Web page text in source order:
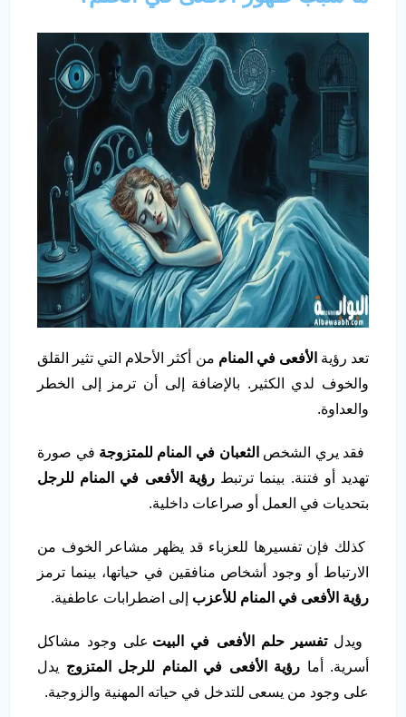
تعد رؤية الأفعى في المنام من أكثر الأحلام التي تثير القلق
والخوف لدي الكثير. بالإضافة إلى أن ترمز إلى الخطر
والعداوة.
فقد يري الشخص الثعبان في المنام للمتزوجة في صورة
تهديد أو فتنة. بينما ترتبطرؤية الأفعى في المنام للرجل
بتحديات في العمل أو صراعات داخلية.
كذلك فإن تفسيرها للعزباء قد يظهر مشاعر الخوف من
الارتباط أو وجود أشخاص منافقين في حياتها، بينما ترمز
رؤية الأفعى في المنام للأعزب إلى اضطرابات عاطفية.
ويدلتفسير حلم الأفعى في البيت على وجود مشاكل
أسرية. أما رؤية الأفعى في المنام للرجل المتزوج يدل
على وجود من يسعى للتدخل في حياته المهنية والزوجية.